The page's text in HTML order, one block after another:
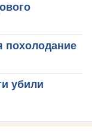
похолодание
убили